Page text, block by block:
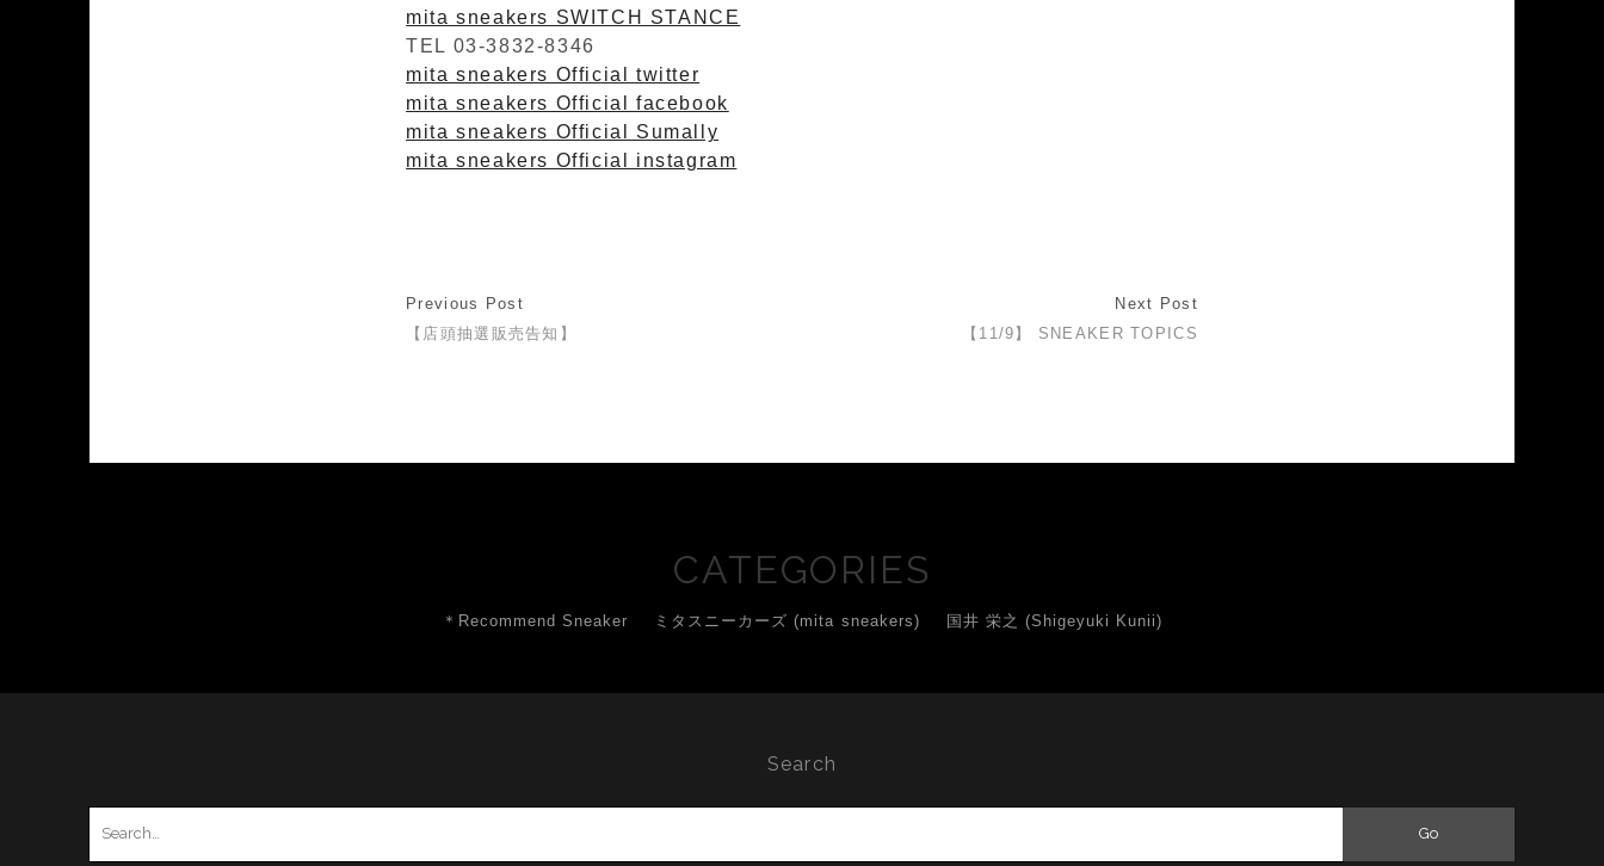
mita sneakers SWITCH STANCE
TEL 03-3832-8346
mita sneakers Official twitter
mita sneakers Official facebook
mita sneakers Official Sumally
mita sneakers Official instagram
Previous Post
【店頭抽選販売告知】
Next Post
【11/9】 SNEAKER TOPICS
CATEGORIES
＊Recommend Sneaker ミタスニーカーズ (mita sneakers) 国井 栄之 (Shigeyuki Kunii)
Search